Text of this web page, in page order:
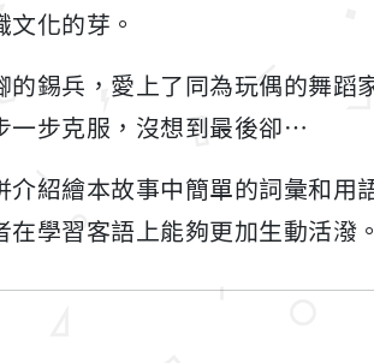
化的芽。
錫兵，愛上了同為玩偶的舞蹈
一步克服，沒想到最後卻…
紹繪本故事中簡單的詞彙和用
學習客語上能夠更加生動活潑。